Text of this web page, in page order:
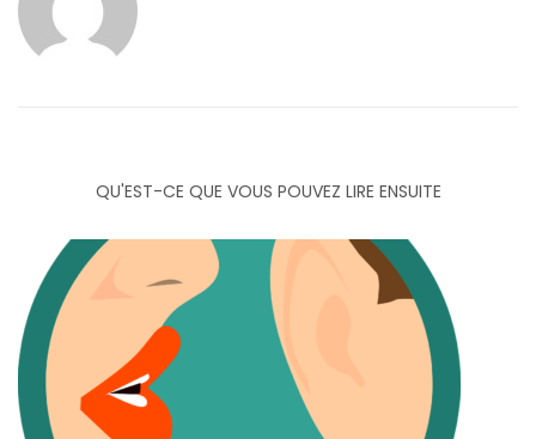
QU'EST-CE QUE VOUS POUVEZ LIRE ENSUITE